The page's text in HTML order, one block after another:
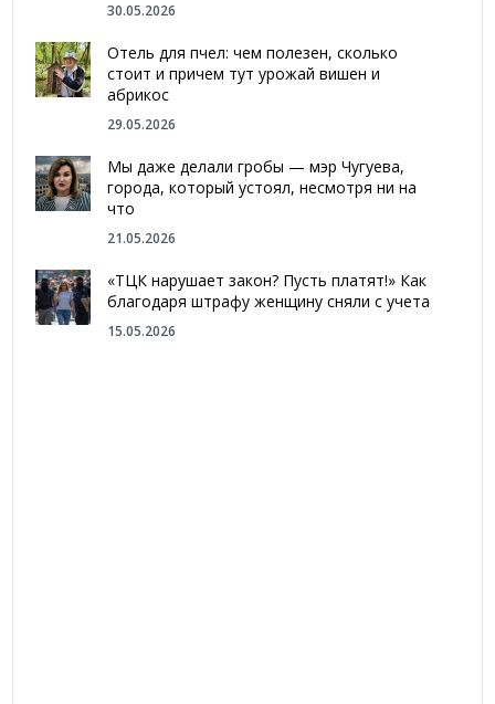
30.05.2026
Отель для пчел: чем полезен, сколько
стоит и причем тут урожай вишен и
абрикос
29.05.2026
Мы даже делали гробы — мэр Чугуева,
города, который устоял, несмотря ни на
что
21.05.2026
«ТЦК нарушает закон? Пусть платят!» Как
благодаря штрафу женщину сняли с учета
15.05.2026